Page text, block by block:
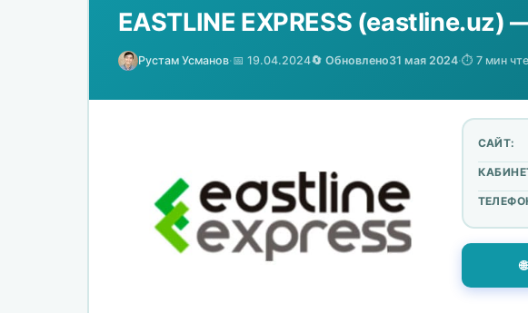
EASTLINE EXPRESS
Рустам Усманов·📅 19.04.2024🔄 Обновлено31 мая 2024·⏱️ 7 мин
САЙТ: